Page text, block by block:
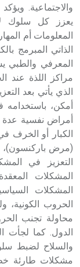
والاجتماعية.
يعزز كل سلوك
المعلومات أم
الذاتي المبرمج
المعرفي والطبي
مراكز اللذة عند
الذي يأتي بعد
أمكن،
أمراض نفسية عدة
الكبار أو الخرف
(مرض باركنسون)،
التعزيز في
المشكلات
المشكلات
الحروب الكونية،
محاولة تجنب
الدول. كما لجأت
والسلاح لضبط
مشكلات طارئة